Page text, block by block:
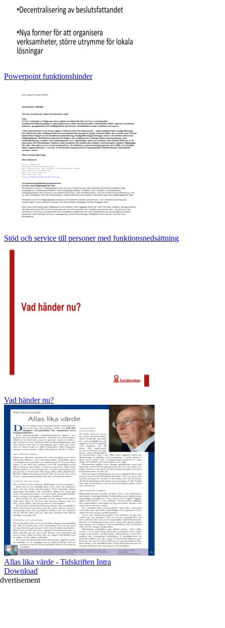
Powerpoint funktionshinder
Stöd och service till personer med funktionsnedsättning
Vad händer nu?
Allas lika värde - Tidskriften Intra
Download